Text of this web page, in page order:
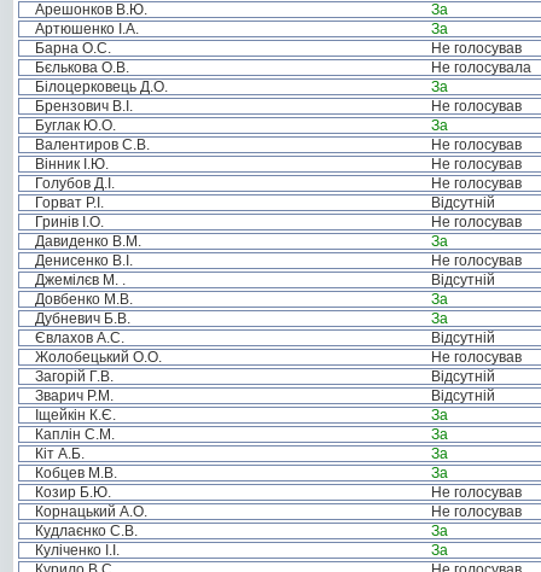
Арешонков В.Ю.
За
Артюшенко І.А.
За
Барна О.С.
Не голосував
Бєлькова О.В.
Не голосувала
Білоцерковець Д.О.
За
Брензович В.І.
Не голосував
Буглак Ю.О.
За
Валентиров С.В.
Не голосував
Вінник І.Ю.
Не голосував
Голубов Д.І.
Не голосував
Горват Р.І.
Відсутній
Гринів І.О.
Не голосував
Давиденко В.М.
За
Денисенко В.І.
Не голосував
Джемілєв М. .
Відсутній
Довбенко М.В.
За
Дубневич Б.В.
За
Євлахов А.С.
Відсутній
Жолобецький О.О.
Не голосував
Загорій Г.В.
Відсутній
Зварич Р.М.
Відсутній
Іщейкін К.Є.
За
Каплін С.М.
За
Кіт А.Б.
За
Кобцев М.В.
За
Козир Б.Ю.
Не голосував
Корнацький А.О.
Не голосував
Кудлаєнко С.В.
За
Куліченко І.І.
За